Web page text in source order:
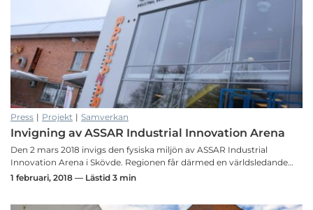
Press | Projekt | Samverkan
Invigning av ASSAR Industrial Innovation Arena
Den 2 mars 2018 invigs den fysiska miljön av ASSAR Industrial
Innovation Arena i Skövde. Regionen får därmed en världsledande…
1 februari, 2018 — Lästid 3 min